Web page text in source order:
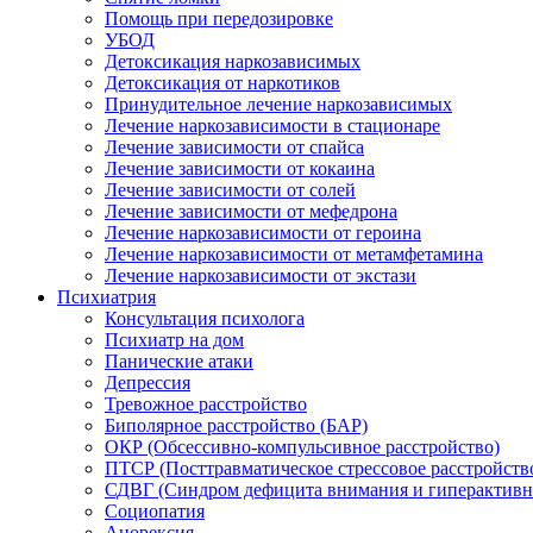
Помощь при передозировке
УБОД
Детоксикация наркозависимых
Детоксикация от наркотиков
Принудительное лечение наркозависимых
Лечение наркозависимости в стационаре
Лечение зависимости от спайса
Лечение зависимости от кокаина
Лечение зависимости от солей
Лечение зависимости от мефедрона
Лечение наркозависимости от героина
Лечение наркозависимости от метамфетамина
Лечение наркозависимости от экстази
Психиатрия
Консультация психолога
Психиатр на дом
Панические атаки
Депрессия
Тревожное расстройство
Биполярное расстройство (БАР)
ОКР (Обсессивно-компульсивное расстройство)
ПТСР (Посттравматическое стрессовое
СДВГ (Синдром дефицита внимания и
Социопатия